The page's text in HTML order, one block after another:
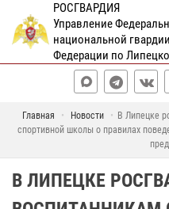
РОСГВАРДИЯ
Управление
национальной
Федерации по
Главная Новости
В Липецке
спортивной школы о правилах
В ЛИПЕЦКЕ